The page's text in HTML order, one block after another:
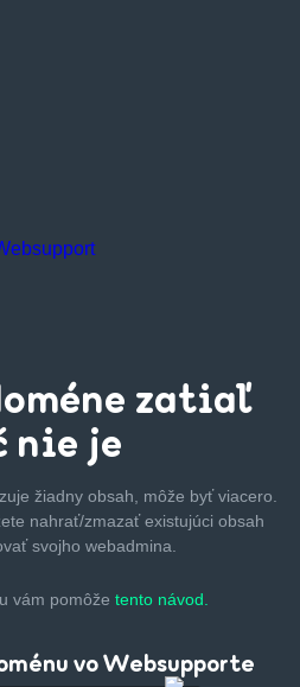
zatiaľ
nie je
žiadny obsah, môže byťviacero.
nahrať/zmazaťexistujúci obsah
svojho webadmina.
vám pomôže tento návod.
vo Websupporte